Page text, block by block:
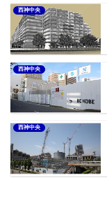
西神中央
西神中央
西神中央